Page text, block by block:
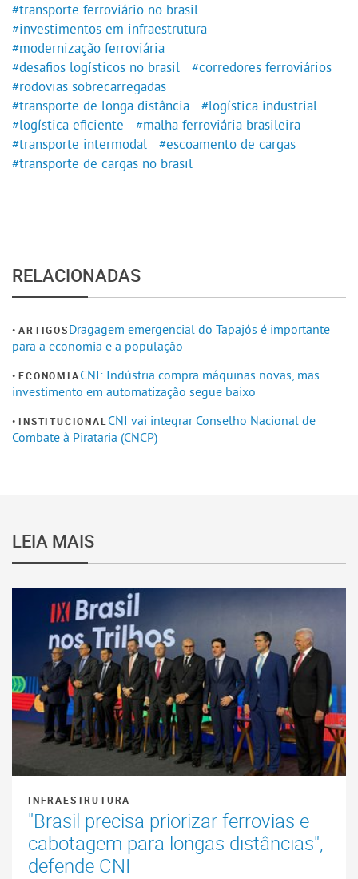
#transporte ferroviário no brasil
#investimentos em infraestrutura
#modernização ferroviária
#desafios logísticos no brasil
#corredores ferroviários
#rodovias sobrecarregadas
#transporte de longa distância
#logística industrial
#logística eficiente
#malha ferroviária brasileira
#transporte intermodal
#escoamento de cargas
#transporte de cargas no brasil
RELACIONADAS
ARTIGOSDragagem emergencial do Tapajós é importante
para a economia e a população
ECONOMIACNI: Indústria compra máquinas novas, mas
investimento em automatização segue baixo
INSTITUCIONAL CNI vai integrar Conselho Nacional de
Combate à Pirataria (CNCP)
LEIA MAIS
INFRAESTRUTURA
"Brasil precisa priorizar ferrovias e
cabotagem para longas distâncias",
defende CNI